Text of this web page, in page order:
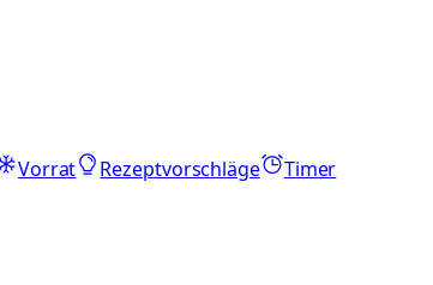
Vorrat Rezeptvorschläge
Timer